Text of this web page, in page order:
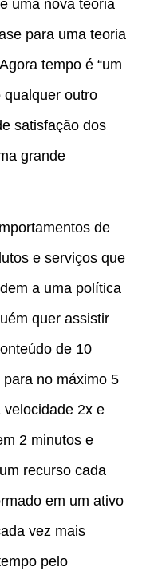
uma nova teoria
para uma teoria
tempo é “um
qualquer outro
satisfação dos
grande
de
e serviços que
a uma política
quer assistir
de 10
no máximo 5
velocidade 2x e
2 minutos e
recurso cada
em um ativo
vez mais
pelo